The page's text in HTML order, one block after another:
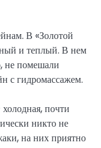
В «Золотой
и теплый. В нем
не помешали
с гидромассажем.
почти
никто не
на них приятно